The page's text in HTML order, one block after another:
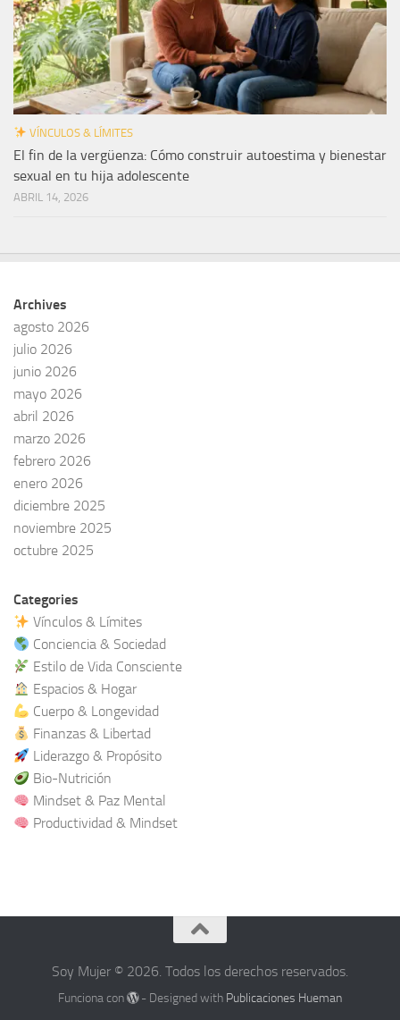
VÍNCULOS & LÍMITES
El fin de la vergüenza: Cómo construir autoestima y bienestar
sexual en tu hija adolescente
ABRIL 14, 2026
Archives
agosto 2026
julio 2026
junio 2026
mayo 2026
abril 2026
marzo 2026
febrero 2026
enero 2026
diciembre 2025
noviembre 2025
octubre 2025
Categories
Vínculos & Límites
Conciencia & Sociedad
Estilo de Vida Consciente
Espacios & Hogar
Cuerpo & Longevidad
Finanzas & Libertad
Liderazgo & Propósito
Bio-Nutrición
Mindset & Paz Mental
Productividad & Mindset
Soy Mujer © 2026. Todos los derechos reservados.
Funciona con - Designed with Publicaciones Hueman